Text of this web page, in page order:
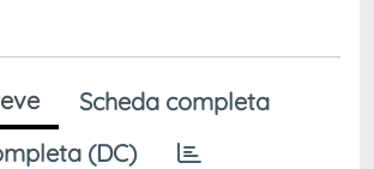
Scheda completa
(DC)